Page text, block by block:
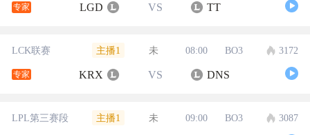
专家 LGD VS TT
LCK联赛 主播1 未 08:00 BO3 3172
专家 KRX VS DNS
LPL第三赛段 主播1 未 09:00 BO3 3087